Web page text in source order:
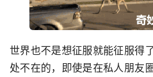
世界也不是想征服就能征服得
处不在的，即使是在私人朋友